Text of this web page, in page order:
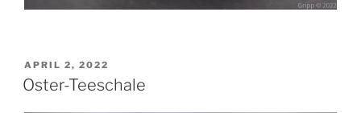
VERÖFFENTLICHT
AM
APRIL 2, 2022
Oster-Teeschale